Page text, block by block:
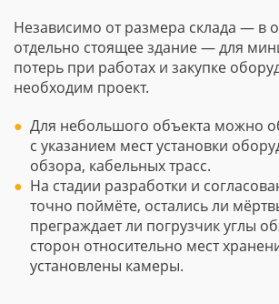
Независимо от размера склада — в
отдельно стоящее здание — для
потерь при работах и закупке
необходим проект.
Для небольшого объекта можно
с указанием мест установки
обзора, кабельных трасс.
На стадии разработки и
точно поймёте, остались ли
преграждает ли погрузчик углы
сторон относительно мест
установлены камеры.